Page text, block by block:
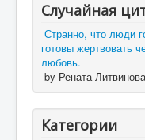
Случайная
Странно, что люди
готовы жертвовать
любовь.
-by Рената Литвинова
Категории